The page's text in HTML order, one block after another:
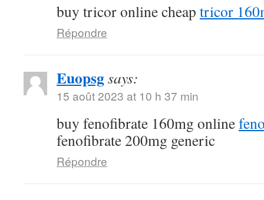
buy tricor online cheap tricor
Répondre
Euopsgsays:
15 août 2023 at 10 h 37 min
buy fenofibrate 160mg online
fenofibrate 200mg generic
Répondre